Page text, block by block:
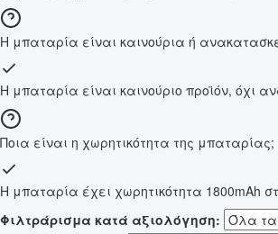
Η μπαταρία είναι καινούρια ή
Η μπαταρία είναι καινούριο προϊόν, όχι
Ποια είναι η χωρητικότητα της μπαταρίας;
Η μπαταρία έχει χωρητικότητα 1800mAh
Φιλτράρισμα κατά αξιολόγηση: